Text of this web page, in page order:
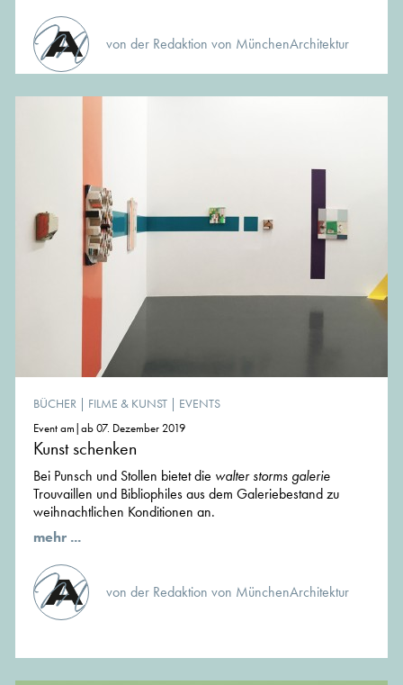
von der Redaktion von MünchenArchitektur
BÜCHER | FILME & KUNST | EVENTS
Event am|ab 07. Dezember 2019
Kunst schenken
Bei Punsch und Stollen bietet die walter storms galerie
Trouvaillen und Bibliophiles aus dem Galeriebestand zu
weihnachtlichen Konditionen an.
mehr ...
von der Redaktion von MünchenArchitektur